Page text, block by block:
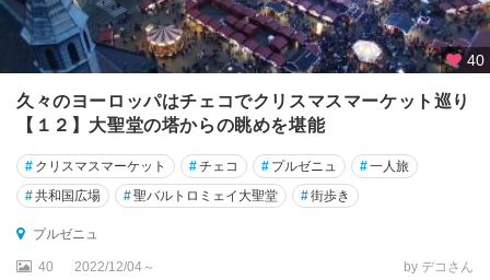
40
久々のヨーロッパはチェコでクリスマスマーケット巡り
【１２】大聖堂の塔からの眺めを堪能
# クリスマスマーケット #チェコ # プルゼニュ #一人旅
#共和国広場 #聖バルトロミェイ大聖堂 #街歩き
プルゼニュ
40 2022/12/04～ by デコさん